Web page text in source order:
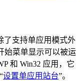
支持单应用模式外
始菜单显示可以被运
和 Win32 应用，它
设置单应用站台”。